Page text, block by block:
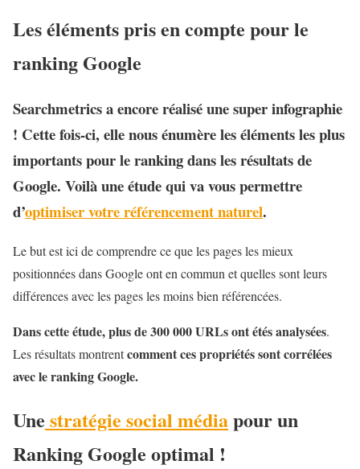
Les éléments pris en compte pour le
ranking Google
Searchmetrics a encore réalisé une super infographie
! Cette fois-ci, elle nous énumère les éléments les plus
importants pour le ranking dans les résultats de
Google. Voilà une étude qui va vous permettre
d’optimiser votre référencement naturel.
Le but est ici de comprendre ce que les pages les mieux
positionnées dans Google ont en commun et quelles sont leurs
différences avec les pages les moins bien référencées.
Dans cette étude, plus de 300 000 URLs ont étés analysées.
Les résultats montrentcomment ces propriétés sont corrélées
avec le ranking Google.
Une stratégie social médiapour un
Ranking Google optimal !